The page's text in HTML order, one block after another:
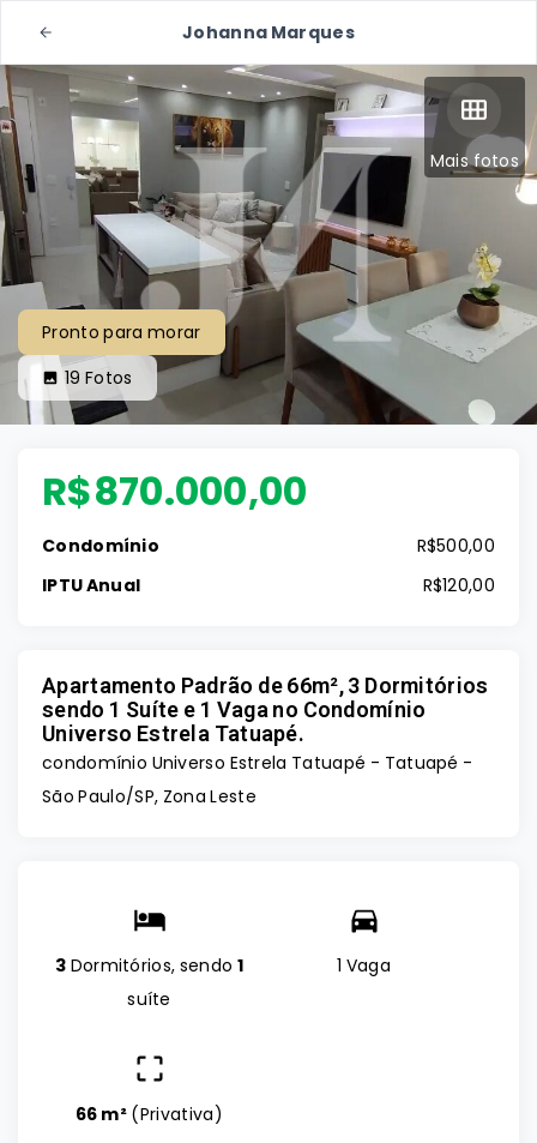
Johanna Marques
Mais fotos
Pronto para morar
19 Fotos
R$870.000,00
Condomínio
R$500,00
IPTU Anual
R$120,00
Apartamento Padrão de 66m², 3 Dormitórios
sendo 1 Suíte e 1 Vaga no Condomínio
Universo Estrela Tatuapé.
condomínio Universo Estrela Tatuapé - Tatuapé -
São Paulo/SP, Zona Leste
3 Dormitórios, sendo 1
suíte
1 Vaga
66 m² (Privativa)